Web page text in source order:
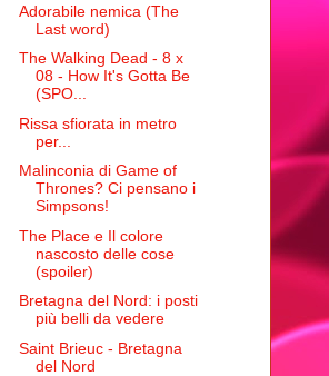
Adorabile nemica (The
Last word)
The Walking Dead - 8 x
08 - How It's Gotta Be
(SPO...
Rissa sfiorata in metro
per...
Malinconia di Game of
Thrones? Ci pensano i
Simpsons!
The Place e Il colore
nascosto delle cose
(spoiler)
Bretagna del Nord: i posti
più belli da vedere
Saint Brieuc - Bretagna
del Nord